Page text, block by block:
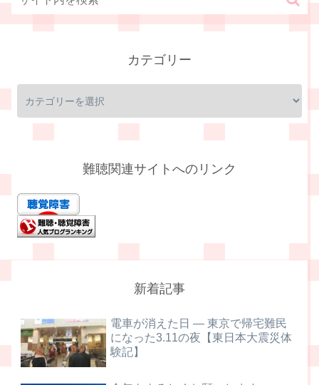
カテゴリー
難聴関連サイトへのリンク
新着記事
電車が消えた日 ― 東京で帰宅難民
になった3.11の夜【東日本大震災体
験記】